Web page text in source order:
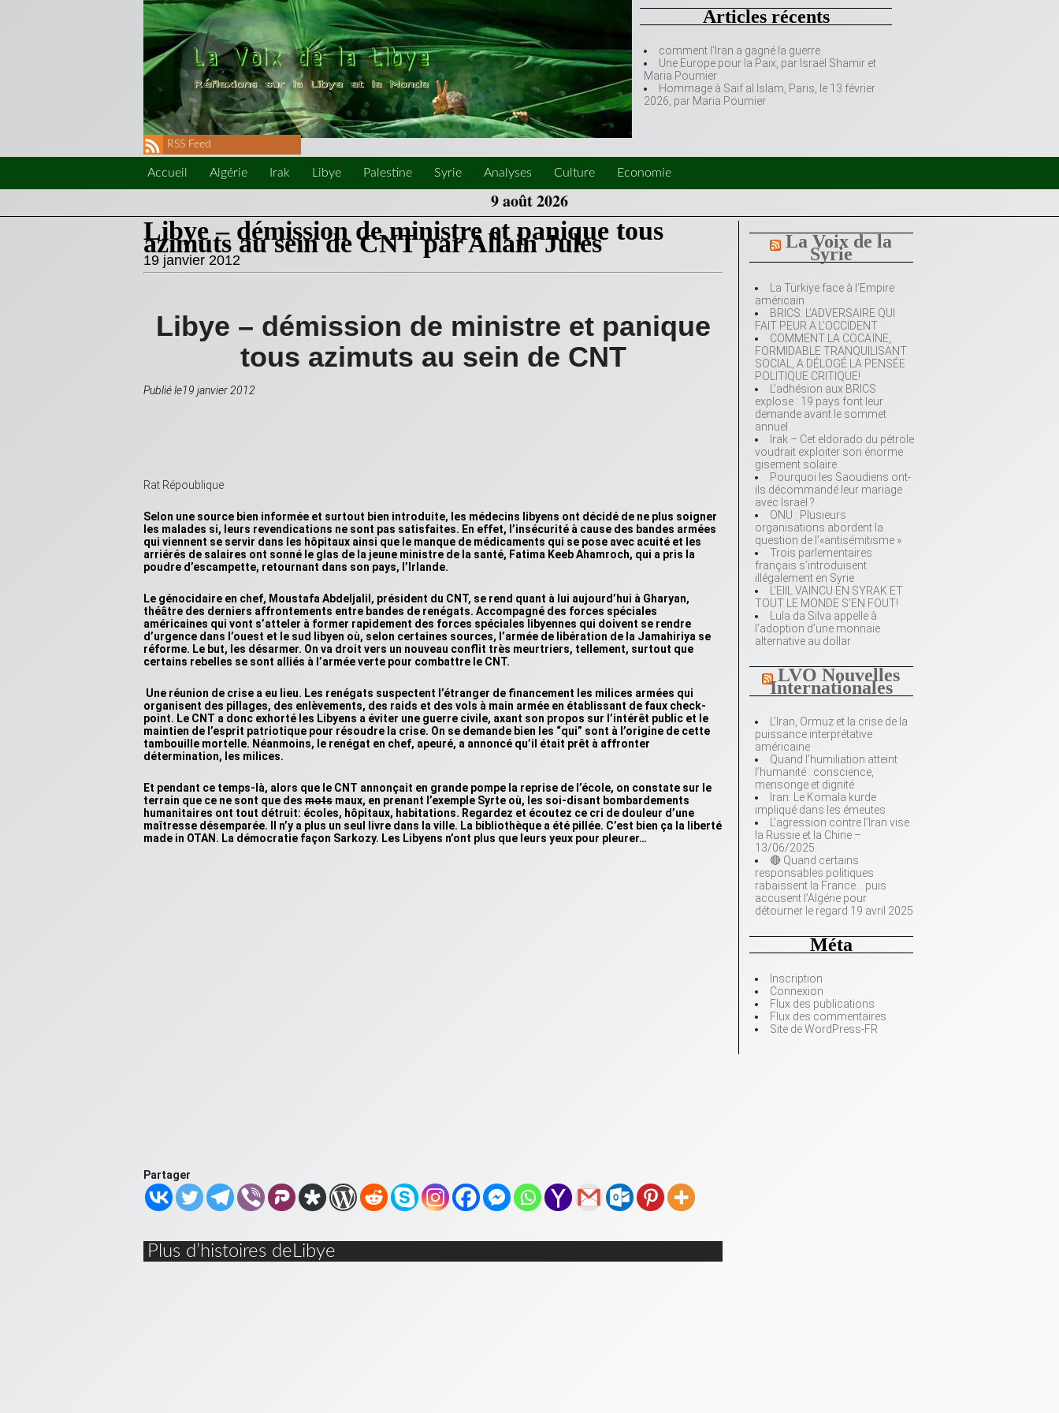
Articles récents
comment l’Iran a gagné la guerre
Une Europe pour la Paix, par Israël Shamir et
Maria Poumier
Hommage à Saif al Islam, Paris, le 13 février
2026, par Maria Poumier
RSS Feed
Accueil Algérie Irak Libye Palestine Syrie Analyses Culture Economie
9 août 2026
La Voix de la
Syrie
La Türkiye face à l’Empire
américain
BRICS: L’ADVERSAIRE QUI
FAIT PEUR A L’OCCIDENT
COMMENT LA COCAÏNE,
FORMIDABLE TRANQUILISANT
SOCIAL, A DÉLOGÉ LA PENSÉE
POLITIQUE CRITIQUE!
L’adhésion aux BRICS
explose : 19 pays font leur
demande avant le sommet
annuel
Irak – Cet eldorado du pétrole
voudrait exploiter son énorme
gisement solaire
Pourquoi les Saoudiens ont-
ils décommandé leur mariage
avec Israël ?
ONU : Plusieurs
organisations abordent la
question de l’«antisémitisme »
Trois parlementaires
français s’introduisent
illégalement en Syrie
L’EIIL VAINCU EN SYRAK ET
TOUT LE MONDE S’EN FOUT!
Lula da Silva appelle à
l’adoption d’une monnaie
alternative au dollar
LVO Nouvelles
Internationales
L’Iran, Ormuz et la crise de la
puissance interprétative
américaine
Quand l’humiliation atteint
l’humanité : conscience,
mensonge et dignité
Iran: Le Komala kurde
impliqué dans les émeutes
L’agression contre l’Iran vise
la Russie et la Chine –
13/06/2025
🔴 Quand certains
responsables politiques
rabaissent la France… puis
accusent l’Algérie pour
détourner le regard 19 avril 2025
Méta
Inscription
Connexion
Flux des publications
Flux des commentaires
Site de WordPress-FR
Libye – démission de ministre et panique tous
azimuts au sein de CNT par Allain Jules
19 janvier 2012
Libye – démission de ministre et panique
tous azimuts au sein de CNT
Publié le19 janvier 2012
Rat Répoublique
Selon une source bien informée et surtout bien introduite, les médecins libyens ont décidé de ne plus soigner
les malades si, leurs revendications ne sont pas satisfaites. En effet, l’insécurité à cause des bandes armées
qui viennent se servir dans les hôpitaux ainsi que le manque de médicaments qui se pose avec acuité et les
arriérés de salaires ont sonné le glas de la jeune ministre de la santé, Fatima Keeb Ahamroch, qui a pris la
poudre d’escampette, retournant dans son pays, l’Irlande.
Le génocidaire en chef, Moustafa Abdeljalil, président du CNT, se rend quant à lui aujourd’hui à Gharyan,
théâtre des derniers affrontements entre bandes de renégats. Accompagné des forces spéciales
américaines qui vont s’atteler à former rapidement des forces spéciales libyennes qui doivent se rendre
d’urgence dans l’ouest et le sud libyen où, selon certaines sources, l’armée de libération de la Jamahiriya se
réforme. Le but, les désarmer. On va droit vers un nouveau conflit très meurtriers, tellement, surtout que
certains rebelles se sont alliés à l’armée verte pour combattre le CNT.
Une réunion de crise a eu lieu. Les renégats suspectent l’étranger de financement les milices armées qui
organisent des pillages, des enlèvements, des raids et des vols à main armée en établissant de faux check-
point. Le CNT a donc exhorté les Libyens a éviter une guerre civile, axant son propos sur l’intérêt public et le
maintien de l’esprit patriotique pour résoudre la crise. On se demande bien les “qui” sont à l’origine de cette
tambouille mortelle. Néanmoins, le renégat en chef, apeuré, a annoncé qu’il était prêt à affronter
détermination, les milices.
Et pendant ce temps-là, alors que le CNT annonçait en grande pompe la reprise de l’école, on constate sur le
terrain que ce ne sont que des mots maux, en prenant l’exemple Syrte où, les soi-disant bombardements
humanitaires ont tout détruit: écoles, hôpitaux, habitations. Regardez et écoutez ce cri de douleur d’une
maîtresse désemparée. Il n’y a plus un seul livre dans la ville. La bibliothèque a été pillée. C’est bien ça la liberté
made in OTAN. La démocratie façon Sarkozy. Les Libyens n’ont plus que leurs yeux pour pleurer…
Partager
Plus d’histoires deLibye